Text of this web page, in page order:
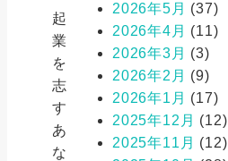
起
業
を
志
す
あ
な
2026年5月 (37)
2026年4月 (11)
2026年3月 (3)
2026年2月 (9)
2026年1月 (17)
2025年12月 (12)
2025年11月 (12)